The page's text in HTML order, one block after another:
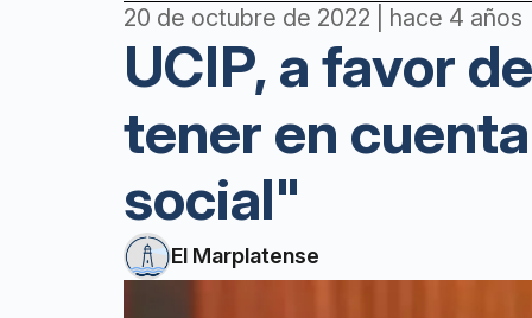
20 de octubre de 2022 | hace 4 años
UCIP, a favor
tener en
social"
El Marplatense